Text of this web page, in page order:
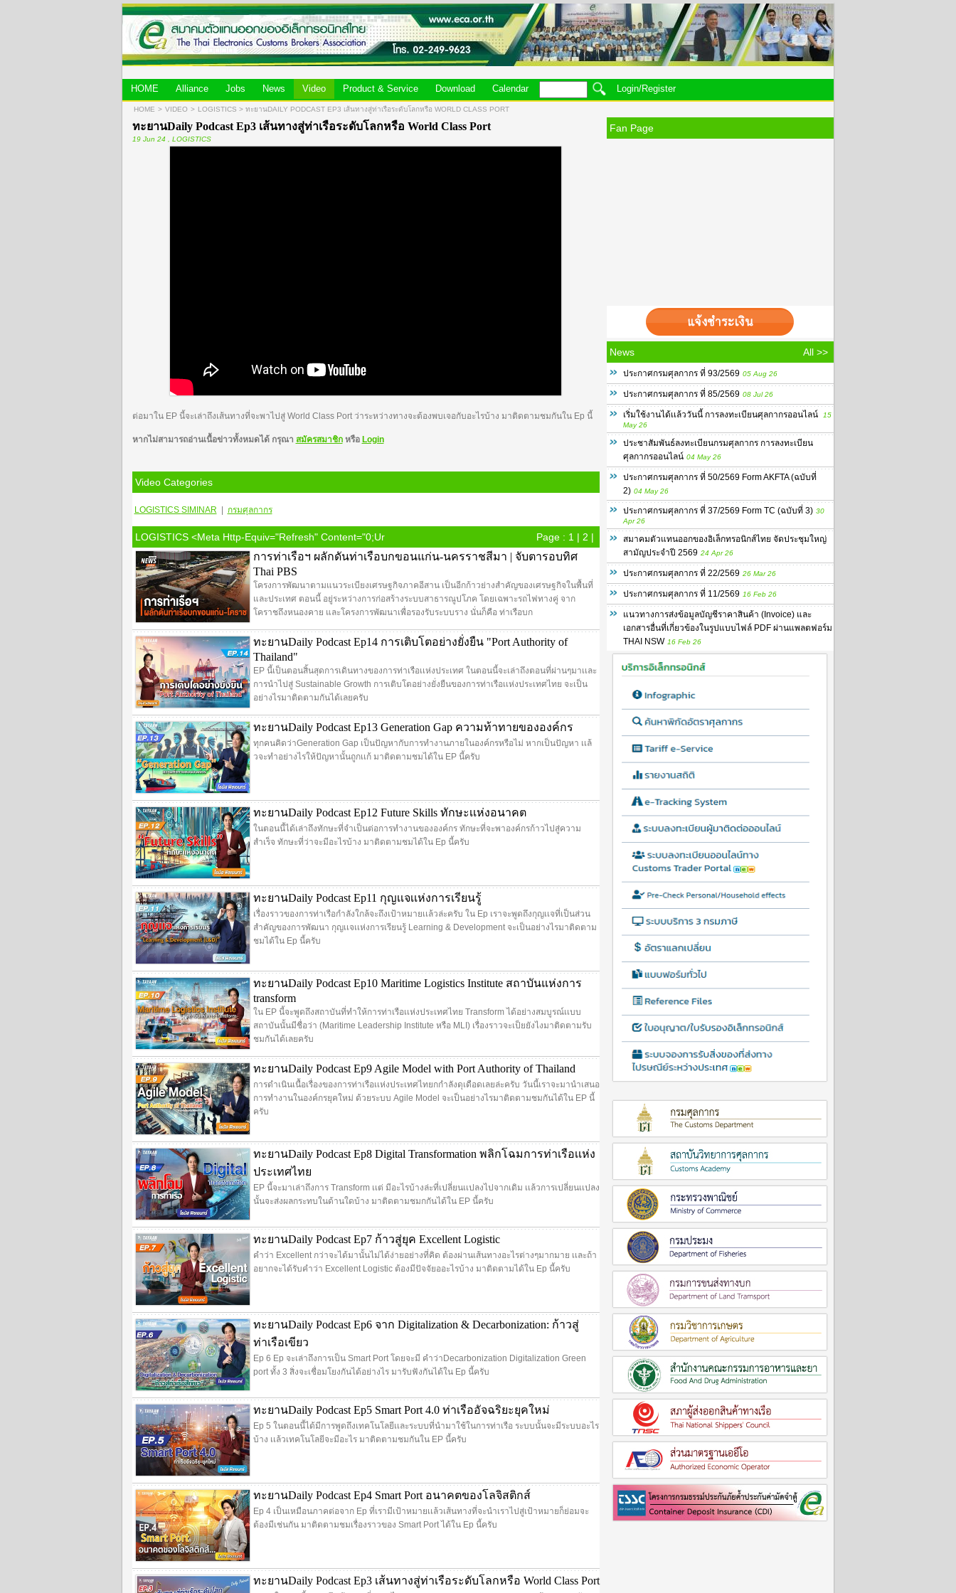
HOME Alliance Jobs News Video Product & Service Download Calendar Login/Register
HOME > VIDEO > LOGISTICS > ทะยานDAILY PODCAST EP3 เส้นทางสู่ท่าเรือระดับโลกหรือ WORLD CLASS PORT
ทะยานDaily Podcast Ep3 เส้นทางสู่ท่าเรือระดับโลกหรือ World Class Port
19 Jun 24 , LOGISTICS
ต่อมาใน EP นี้จะเล่าถึงเส้นทางที่จะพาไปสู่ World Class Port ว่าระหว่างทางจะต้องพบเจอกับอะไรบ้าง มาติดตามชมกันใน Ep นี้
หากไม่สามารถอ่านเนื้อข่าวทั้งหมดได้ กรุณา สมัครสมาชิกหรือ Login
Video Categories
LOGISTICS SIMINAR กรมศุลกากร
LOGISTICS <meta Http-Equiv="refresh" Content="0;ur Page : 1 | 2 |
การท่าเรือฯ ผลักดันท่าเรือบกขอนแก่น-นครราชสีมา | จับตารอบทิศ
Thai PBS
โครงการพัฒนาตามแนวระเบียงเศรษฐกิจภาคอีสาน เป็นอีกก้าวย่างสำคัญของเศรษฐกิจในพื้นที่
และประเทศ ตอนนี้ อยู่ระหว่างการก่อสร้างระบบสาธารณูปโภค โดยเฉพาะรถไฟทางคู่ จาก
โคราชถึงหนองคาย และโครงการพัฒนาเพื่อรองรับระบบราง นั่นก็คือ ท่าเรือบก
ทะยานDaily Podcast Ep14 การเติบโตอย่างยั่งยืน "Port Authority of
Thailand"
EP นี้เป็นตอนสิ้นสุดการเดินทางของการท่าเรือเเห่งประเทศ ในตอนนี้จะเล่าถึงตอนที่ผ่านๆมาเเละ
การนำไปสู่ Sustainable Growth การเติบโตอย่างยั่งยืนของการท่าเรือเเห่งประเทศไทย จะเป็น
อย่างไรมาติดตามกันได้เลยครับ
ทะยานDaily Podcast Ep13 Generation Gap ความท้าทายขององค์กร
ทุกคนคิดว่าGeneration Gap เป็นปัญหากับการทำงานภายในองค์กรหรือไม่ หากเป็นปัญหา เเล้
วจะทำอย่างไรให้ปัญหานั้นถูกเเก้ มาติดตามชมได้ใน EP นี้ครับ
ทะยานDaily Podcast Ep12 Future Skills ทักษะเเห่งอนาคต
ในตอนนี้ได้เล่าถึงทักษะที่จำเป็นต่อการทำงานขององค์กร ทักษะที่จะพาองค์กรก้าวไปสู่ความ
สำเร็จ ทักษะที่ว่าจะมีอะไรบ้าง มาติดตามชมได้ใน Ep นี้ครับ
ทะยานDaily Podcast Ep11 กุญเเจเเห่งการเรียนรู้
เรื่องราวของการท่าเรือกำลังใกล้จะถึงเป้าหมายเเล้วล่ะครับ ใน Ep เราจะพูดถึงกุญเเจที่เป็นส่วน
สำคัญของการพัฒนา กุญเเจเเห่งการเรียนรู้ Learning & Development จะเป็นอย่างไรมาติดตาม
ชมได้ใน Ep นี้ครับ
ทะยานDaily Podcast Ep10 Maritime Logistics Institute สถาบันแห่งการ
transform
ใน EP นี้จะพูดถึงสถาบันที่ทำให้การท่าเรือเเห่งประเทศไทย Transform ได้อย่างสมบูรณ์เเบบ
สถาบันนั้นมีชื่อว่า (Maritime Leadership Institute หรือ MLI) เรื่องราวจะเป็ยยังไงมาติดตามรับ
ชมกันได้เลยครับ
ทะยานDaily Podcast Ep9 Agile Model with Port Authority of Thailand
การดำเนินเนื้อเรื่องของการท่าเรือเเห่งประเทศไทยกกำลังดุเดือดเลยล่ะครับ วันนี้เราจะมานำเสนอ
การทำงานในองค์กรยุคใหม่ ด้วยระบบ Agile Model จะเป็นอย่างไรมาติดตามชมกันได้ใน EP นี้
ครับ
ทะยานDaily Podcast Ep8 Digital Transformation พลิกโฉมการท่าเรือเเห่ง
ประเทศไทย
EP นี้จะมาเล่าถึงการ Transform เเต่ มีอะไรบ้างล่ะที่เปลี่ยนเเปลงไปจากเดิม เเล้วการเปลี่ยนเเปลง
นั้นจะส่งผลกระทบในด้านใดบ้าง มาติดตามชมกกันได้ใน EP นี้ครับ
ทะยานDaily Podcast Ep7 ก้าวสู่ยุค Excellent Logistic
คำว่า Excellent กว่าจะได้มานั้นไม่ได้ง่ายอย่างที่คิด ต้องผ่านเส้นทางอะไรต่างๆมากมาย เเละถ้า
อยากจะได้รับคำว่า Excellent Logistic ต้องมีปัจจัยออะไรบ้าง มาติดตามได้ใน Ep นี้ครับ
ทะยานDaily Podcast Ep6 จาก Digitalization & Decarbonization: ก้าวสู่
ท่าเรือเขียว
Ep 6 Ep จะเล่าถึงการเป็น Smart Port โดยจะมี คำว่าDecarbonization Digitalization Green
port ทั้ง 3 สิ่งจะเชื่อมโยงกันได้อย่างไร มารับฟังกันได้ใน Ep นี้ครับ
ทะยานDaily Podcast Ep5 Smart Port 4.0 ท่าเรืออัจฉริยะยุคใหม่
Ep 5 ในตอนนี้ได้มีการพูดถึงเทคโนโลยีเเละระบบที่นำมาใช้ในการท่าเรือ ระบบนั้นจะมีระบบอะไร
บ้าง เเล้วเทคโนโลยีจะมีอะไร มาติดตามชมกันใน EP นี้ครับ
ทะยานDaily Podcast Ep4 Smart Port อนาคตของโลจิสติกส์
Ep 4 เป็นเหมือนภาคต่อจาก Ep ที่เรามีเป้าหมายเเล้วเส้นทางที่จะนำเราไปสู่เป้าหมายก็ย่อมจะ
ต้องมีเช่นกัน มาติดตามชมเรื่องราวของ Smart Port ได้ใน Ep นี้ครับ
ทะยานDaily Podcast Ep3 เส้นทางสู่ท่าเรือระดับโลกหรือ World Class Port
Fan Page
News All >>
ประกาศกรมศุลกากร ที่ 93/2569 05 Aug 26
ประกาศกรมศุลกากร ที่ 85/2569 08 Jul 26
เริ่มใช้งานได้เเล้ววันนี้ การลงทะเบียนศุลกากรออนไลน์
15
May 26
ประชาสัมพันธ์ลงทะเบียนกรมศุลกากร การลงทะเบียน
ศุลกากรออนไลน์ 04 May 26
ประกาศกรมศุลกากร ที่ 50/2569 Form AKFTA (ฉบับที่
2) 04 May 26
ประกาศกรมศุลกากร ที่ 37/2569 Form TC (ฉบับที่ 3) 30
Apr 26
สมาคมตัวแทนออกของอิเล็กทรอนิกส์ไทย จัดประชุมใหญ่
สามัญประจำปี 2569 24 Apr 26
ประกาศกรมศุลกากร ที่ 22/2569 26 Mar 26
ประกาศกรมศุลกากร ที่ 11/2569 16 Feb 26
แนวทางการส่งข้อมูลบัญชีราคาสินค้า (Invoice) และ
เอกสารอื่นที่เกี่ยวข้องในรูปแบบไฟล์ PDF ผ่านแพลตฟอร์ม
THAI NSW 16 Feb 26